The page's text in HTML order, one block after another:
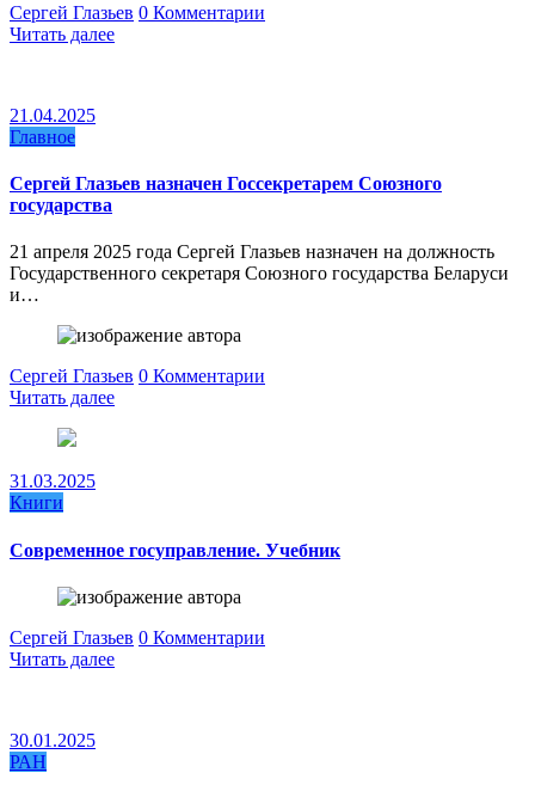
Сергей Глазьев 0 Комментарии
Читать далее
21.04.2025
Главное
Сергей Глазьев назначен Госсекретарем Союзного
государства
21 апреля 2025 года Сергей Глазьев назначен на должность
Государственного секретаря Союзного государства Беларуси
и…
Сергей Глазьев 0 Комментарии
Читать далее
31.03.2025
Книги
Современное госуправление. Учебник
Сергей Глазьев 0 Комментарии
Читать далее
30.01.2025
РАН